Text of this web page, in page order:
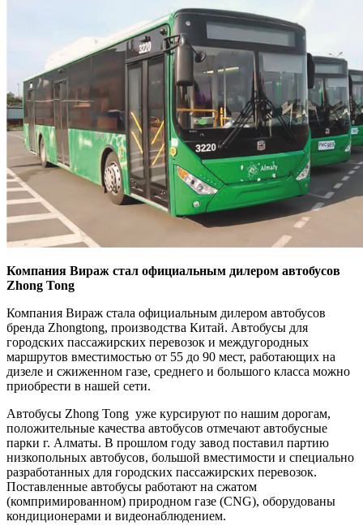
Компания Вираж стал официальным дилером автобусов
Zhong Tong
Компания Вираж стала официальным дилером автобусов
бренда Zhongtong, производства Китай. Автобусы для
городских пассажирских перевозок и междугородных
маршрутов вместимостью от 55 до 90 мест, работающих на
дизеле и сжиженном газе, среднего и большого класса можно
приобрести в нашей сети.
Автобусы Zhong Tong уже курсируют по нашим дорогам,
положительные качества автобусов отмечают автобусные
парки г. Алматы. В прошлом году завод поставил партию
низкопольных автобусов, большой вместимости и специально
разработанных для городских пассажирских перевозок.
Поставленные автобусы работают на сжатом
(компримированном) природном газе (CNG), оборудованы
кондиционерами и видеонаблюдением.